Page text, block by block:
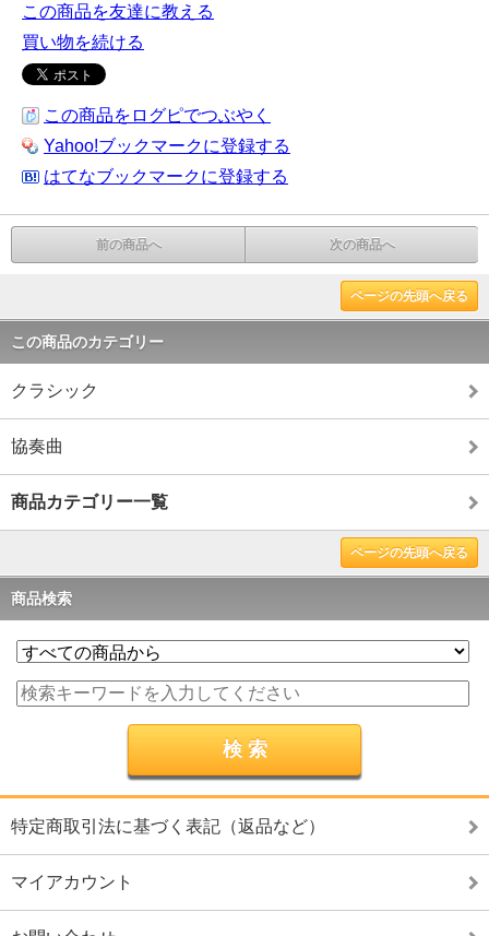
この商品を友達に教える
買い物を続ける
この商品をログピでつぶやく
Yahoo!ブックマークに登録する
はてなブックマークに登録する
前の商品へ 次の商品へ
ページの先頭へ戻る
この商品のカテゴリー
クラシック
協奏曲
商品カテゴリー一覧
ページの先頭へ戻る
商品検索
特定商取引法に基づく表記（返品など）
マイアカウント